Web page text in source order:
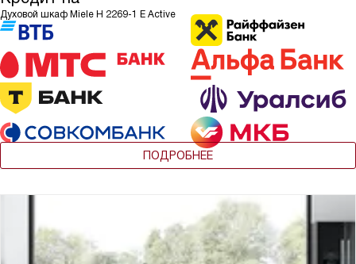
Духовой шкаф Miele H 2269-1 E Active
ПОДРОБНЕЕ